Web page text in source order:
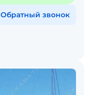
Обратный звонок